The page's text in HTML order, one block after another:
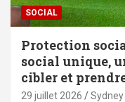
SOCIAL
Protection
social unique,
cibler et
29 juillet 2026 Sydney